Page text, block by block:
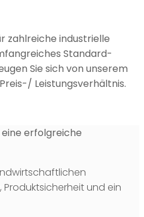
zahlreiche industrielle
Standard-
Sie sich von unserem
Leistungsverhältnis.
eine erfolgreiche
und ein